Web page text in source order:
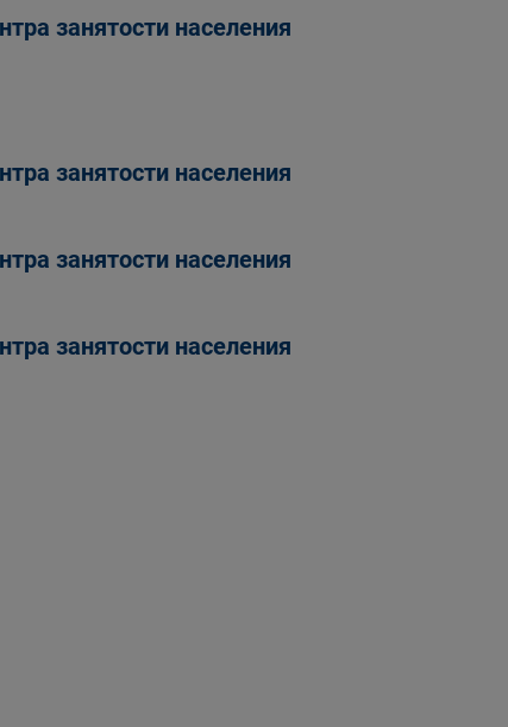
занятости населения
занятости населения
занятости населения
занятости населения